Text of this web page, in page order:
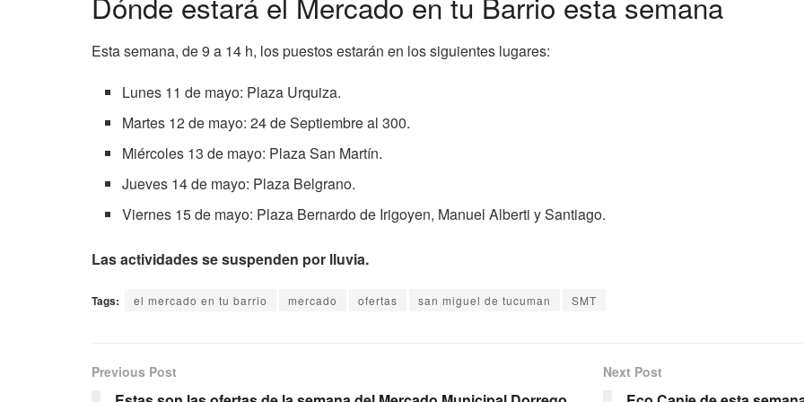
Esta semana, de 9 a 14 h, los puestos estarán en los siguientes lugares:
Lunes 11 de mayo: Plaza Urquiza.
Martes 12 de mayo: 24 de Septiembre al 300.
Miércoles 13 de mayo: Plaza San Martín.
Jueves 14 de mayo: Plaza Belgrano.
Viernes 15 de mayo: Plaza Bernardo de Irigoyen, Manuel Alberti y Santiago.
Las actividades se suspenden por lluvia.
Tags: el mercado en tu barrio mercado ofertas san miguel de tucuman SMT
Previous Post Next Post